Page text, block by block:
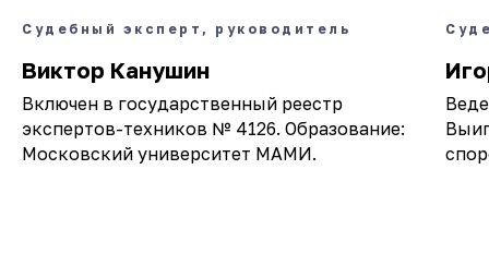
Судебный эксперт, руководитель
Виктор Канушин
Включен в государственный реестр
экспертов-техников № 4126. Образование:
Московский университет МАМИ.